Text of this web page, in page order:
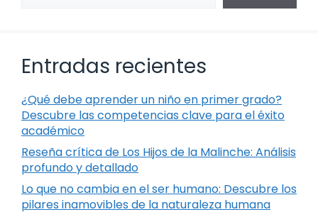
Entradas recientes
¿Qué debe aprender un niño en primer grado?
Descubre las competencias clave para el éxito
académico
Reseña crítica de Los Hijos de la Malinche: Análisis
profundo y detallado
Lo que no cambia en el ser humano: Descubre los
pilares inamovibles de la naturaleza humana